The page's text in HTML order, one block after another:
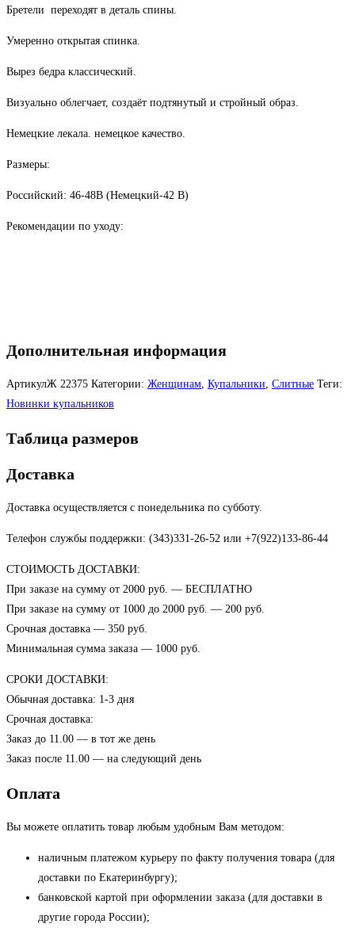
Бретели переходят в деталь спины.
Умеренно открытая спинка.
Вырез бедра классический.
Визуально облегчает, создаёт подтянутый и стройный образ.
Немецкие лекала. немецкое качество.
Размеры:
Российский: 46-48В (Немецкий-42 В)
Рекомендации по уходу:
Дополнительная информация
АртикулЖ 22375 Категории: Женщинам, Купальники, Слитные Теги:
Новинки купальников
Таблица размеров
Доставка
Доставка осуществляется с понедельника по субботу.
Телефон службы поддержки: (343)331-26-52 или +7(922)133-86-44
СТОИМОСТЬ ДОСТАВКИ:
При заказе на сумму от 2000 руб. — БЕСПЛАТНО
При заказе на сумму от 1000 до 2000 руб. — 200 руб.
Срочная доставка — 350 руб.
Минимальная сумма заказа — 1000 руб.
СРОКИ ДОСТАВКИ:
Обычная доставка: 1-3 дня
Срочная доставка:
Заказ до 11.00 — в тот же день
Заказ после 11.00 — на следующий день
Оплата
Вы можете оплатить товар любым удобным Вам методом:
наличным платежом курьеру по факту получения товара (для
доставки по Екатеринбургу);
банковской картой при оформлении заказа (для доставки в
другие города России);